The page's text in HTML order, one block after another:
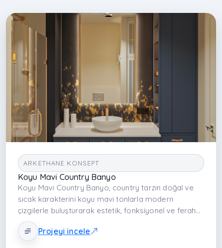
ARKETHANE KONSEPT
Koyu Mavi Country Banyo
Koyu Mavi Country Banyo, country tarzın doğal ve
sıcak karakterini koyu mavi tonlarla modern
çizgilerle buluşturarak estetik, fonksiyonel ve ferah
bir banyo deneyimi sunar. Derin renk paleti, doğal
doku ve dengeli aydınlatmayla mekân hem zarif
Projeyi incele